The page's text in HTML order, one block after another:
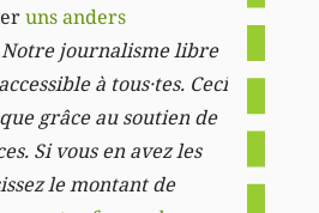
uns anders
Notre journalisme libre
à tous·tes. Ceci
grâce au soutien de
Si vous en avez les
le montant de